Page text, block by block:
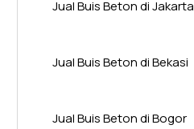
Jual Buis Beton di Jakarta
Jual Buis Beton di Bekasi
Jual Buis Beton di Bogor